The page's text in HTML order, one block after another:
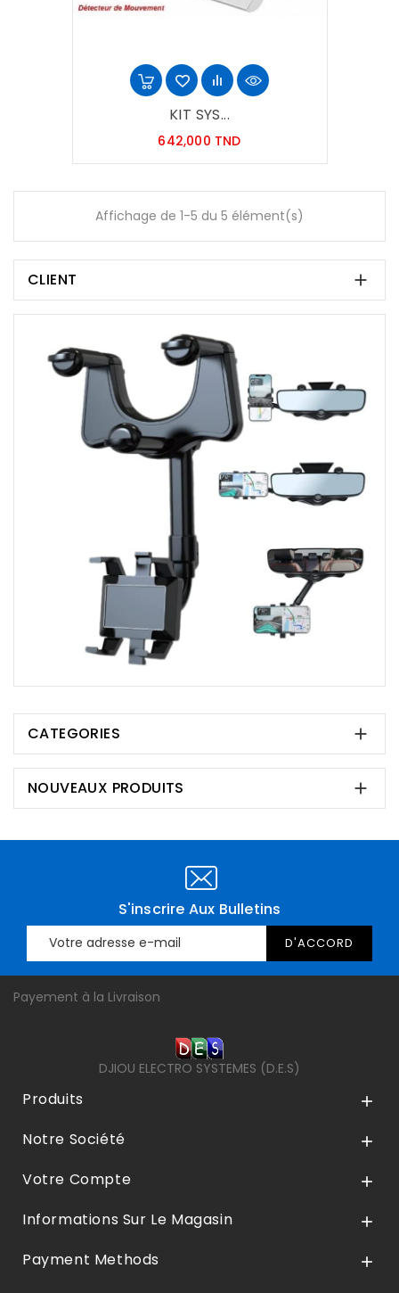
KIT SYS...
642,000 TNDPrix
Affichage de 1-5 du 5 élément(s)
CLIENT 
CATEGORIES 
NOUVEAUX PRODUITS 
S'inscrire Aux Bulletins
Payement à la Livraison
DJIOU ELECTRO SYSTEMES (D.E.S)
Produits 
Notre Société 
Votre Compte 
Informations Sur Le Magasin 
Payment Methods 